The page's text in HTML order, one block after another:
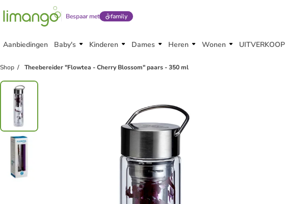
Bespaar met family
Aanbiedingen Baby's Kinderen Dames Heren Wonen UITVERKOOP
Shop Theebereider "Flowtea - Cherry Blossom" paars - 350 ml